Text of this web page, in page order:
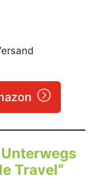
Travel“